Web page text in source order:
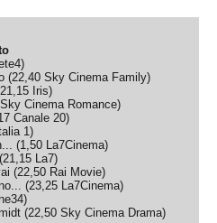
)
(22,40 Sky Cinema Family)
21,15 Iris)
Sky Cinema Romance)
Canale 20)
1)
(1,50 La7Cinema)
(21,15 La7)
(22,50 Rai Movie)
(23,25 La7Cinema)
)
(22,50 Sky Cinema Drama)